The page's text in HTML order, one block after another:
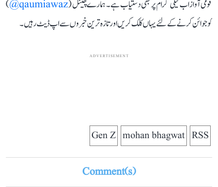
قومی آواز اب ٹیلی گرام پر بھی دستیاب ہے۔ ہمارے چینل (qaumiawaz@
)
کو جوائن کرنے کے لئے یہاں کلک کریں اور تازہ ترین خبروں سے اپ ڈیٹ رہیں۔
ADVERTISEMENT
RSS
mohan bhagwat
Gen Z
Comment(s)